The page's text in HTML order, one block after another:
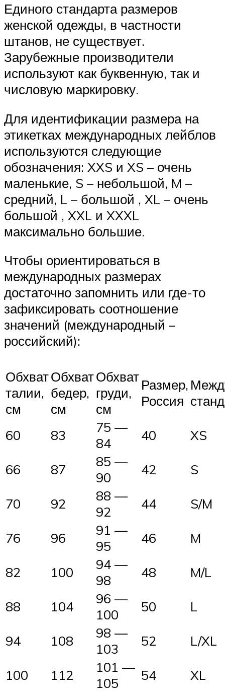
Единого стандарта размеров
женской одежды, в частности
штанов, не существует.
Зарубежные производители
используют как буквенную, так и
числовую маркировку.
Для идентификации размера на
этикетках международных лейблов
используются следующие
обозначения: XXS и XS – очень
маленькие, S – небольшой, M –
средний, L – большой , XL – очень
большой , XXL и XXXL
максимально большие.
Чтобы ориентироваться в
международных размерах
достаточно запомнить или где-то
зафиксировать соотношение
значений (международный –
российский):
Обхват
талии,
см
Обхват
бедер,
см
Обхват
груди,
см
Размер,
Россия
60 83
75 —
84
40 XS
66 87
85 —
90
42 S
70 92
88 —
92
44 S/M
76 96
91 —
95
46 M
82 100
94 —
98
48 M/L
88 104
96 —
100
50 L
94 108
98 —
103
52 L/XL
100 112
101 —
105
54 XL